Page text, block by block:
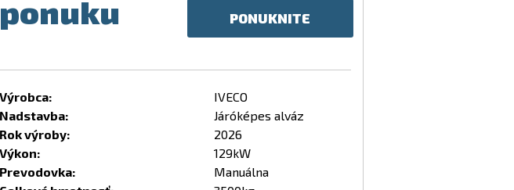
ponuku
PONUKNITE
Výrobca:
IVECO
Nadstavba:
Járóképes alváz
Rok výroby:
2026
Výkon:
129kW
Prevodovka:
Manuálna